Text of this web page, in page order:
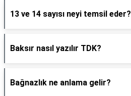
13 ve 14 sayısı neyi temsil eder?
Baksır nasıl yazılır TDK?
Bağnazlık ne anlama gelir?